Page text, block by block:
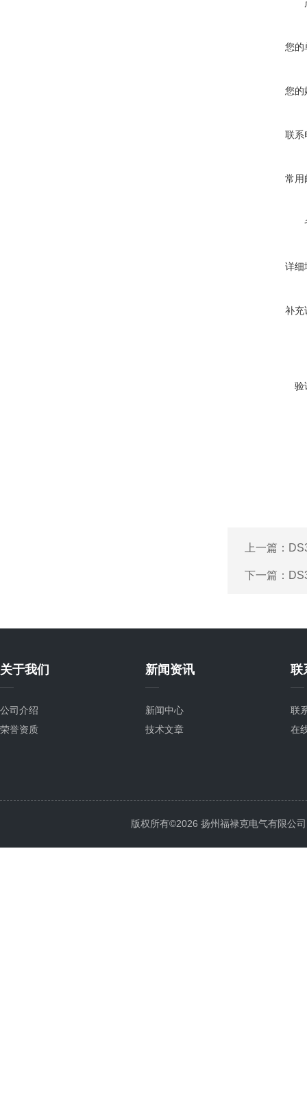
您的
您的
联系
常用
详细
补充
验
上一篇：
下一篇：
关于我们
公司介绍
荣誉资质
新闻资讯
新闻中心
技术文章
联
联
在
版权所有©2026 扬州福禄克电气有限公